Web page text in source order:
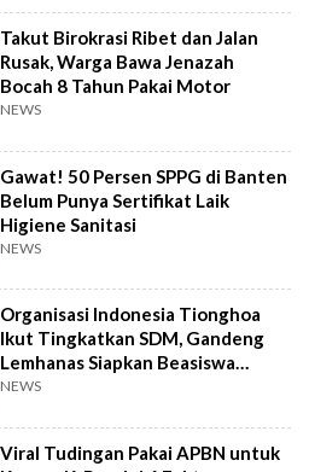
Takut Birokrasi Ribet dan Jalan
Rusak, Warga Bawa Jenazah
Bocah 8 Tahun Pakai Motor
NEWS
Gawat! 50 Persen SPPG di Banten
Belum Punya Sertifikat Laik
Higiene Sanitasi
NEWS
Organisasi Indonesia Tionghoa
Ikut Tingkatkan SDM, Gandeng
Lemhanas Siapkan Beasiswa
Hingga S3
NEWS
Viral Tudingan Pakai APBN untuk